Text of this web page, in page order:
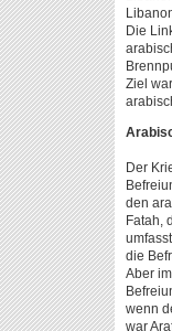
Die
Ziel
Der
den
Fatah,
die
Aber
wenn
war